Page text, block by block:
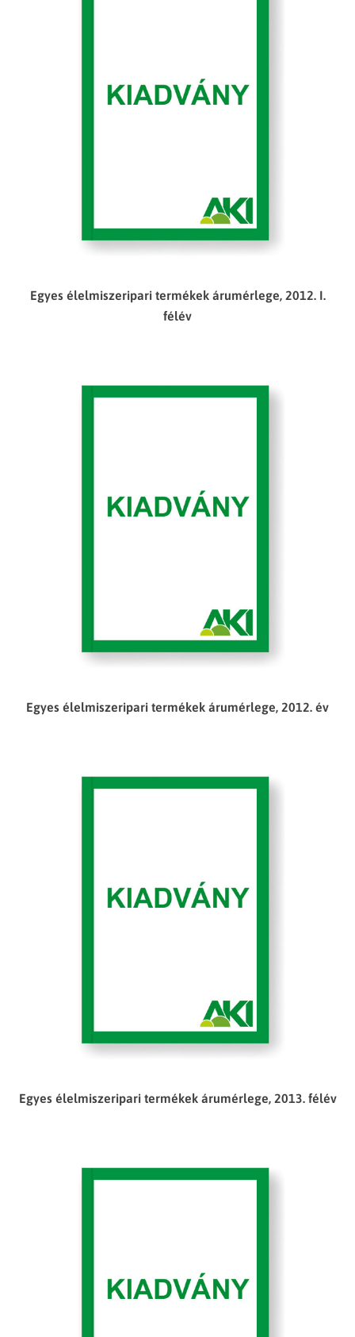
Egyes élelmiszeripari termékek árumérlege, 2012. I.
félév
Egyes élelmiszeripari termékek árumérlege, 2012. év
Egyes élelmiszeripari termékek árumérlege, 2013. félév